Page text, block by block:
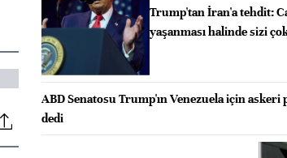
Trump'tan İran'a tehdit:
yaşanması halinde sizi
ABD Senatosu Trump'ın Venezuela için askeri
dedi